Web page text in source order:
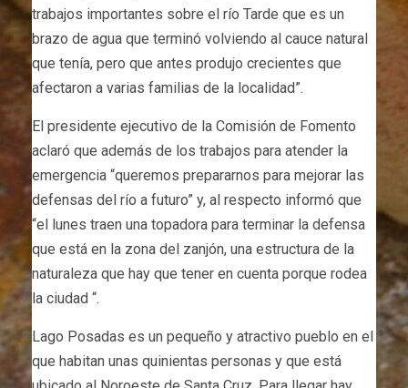
trabajos importantes sobre el río Tarde que es un
brazo de agua que terminó volviendo al cauce natural
que tenía, pero que antes produjo crecientes que
afectaron a varias familias de la localidad”.
El presidente ejecutivo de la Comisión de Fomento
aclaró que además de los trabajos para atender la
emergencia “queremos prepararnos para mejorar las
defensas del río a futuro” y, al respecto informó que
“el lunes traen una topadora para terminar la defensa
que está en la zona del zanjón, una estructura de la
naturaleza que hay que tener en cuenta porque rodea
la ciudad “.
Lago Posadas es un pequeño y atractivo pueblo en el
que habitan unas quinientas personas y que está